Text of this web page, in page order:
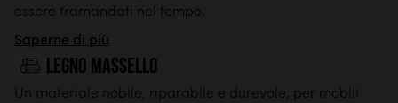
essere tramandati nel tempo.
Saperne di più
legno massello
Un materiale nobile, riparabile e durevole, per mobili